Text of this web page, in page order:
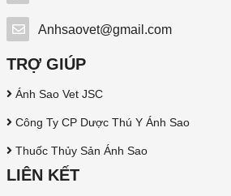
Anhsaovet@gmail.com
TRỢ GIÚP
Ánh Sao Vet JSC
Công Ty CP Dược Thú Y Ánh Sao
Thuốc Thủy Sản Ánh Sao
LIÊN KẾT